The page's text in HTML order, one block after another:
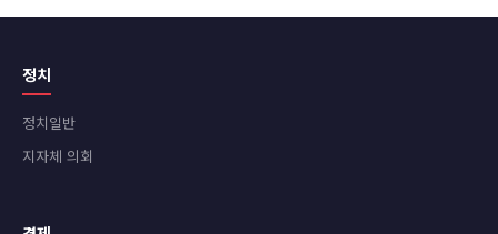
정치
정치일반
지자체 의회